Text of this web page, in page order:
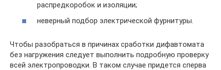
распредкоробок и изоляции;
неверный подбор электрической фурнитуры.
Чтобы разобраться в причинах сработки дифавтомата
без нагружения следует выполнить подробную проверку
всей электропроводки. В таком случае придется сперва